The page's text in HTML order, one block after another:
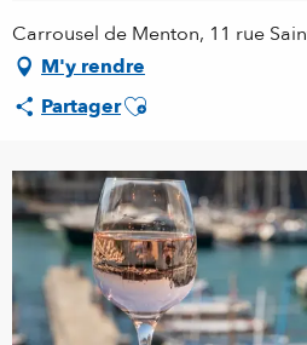
Carrousel de Menton, 11 rue
M'y rendre
PartagerAjouter aux favoris